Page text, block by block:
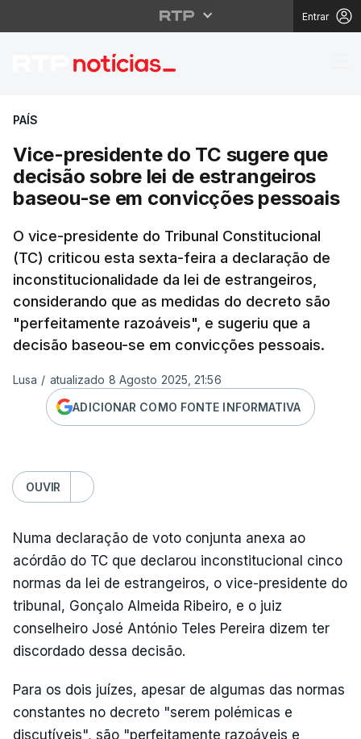
Entrar
Vice-presidente do
PAÍS
Vice-presidente do TC sugere que
decisão sobre lei de estrangeiros
baseou-se em convicções pessoais
O vice-presidente do Tribunal Constitucional
(TC) criticou esta sexta-feira a declaração de
inconstitucionalidade da lei de estrangeiros,
considerando que as medidas do decreto são
"perfeitamente razoáveis", e sugeriu que a
decisão baseou-se em convicções pessoais.
Lusa / atualizado 8 Agosto 2025, 21:56
ADICIONAR COMO FONTE INFORMATIVA
OUVIR
Numa declaração de voto conjunta anexa ao
acórdão do TC que declarou inconstitucional cinco
normas da lei de estrangeiros, o vice-presidente do
tribunal, Gonçalo Almeida Ribeiro, e o juiz
conselheiro José António Teles Pereira dizem ter
discordado dessa decisão.
Para os dois juízes, apesar de algumas das normas
constantes no decreto "serem polémicas e
discutíveis", são "perfeitamente razoáveis e